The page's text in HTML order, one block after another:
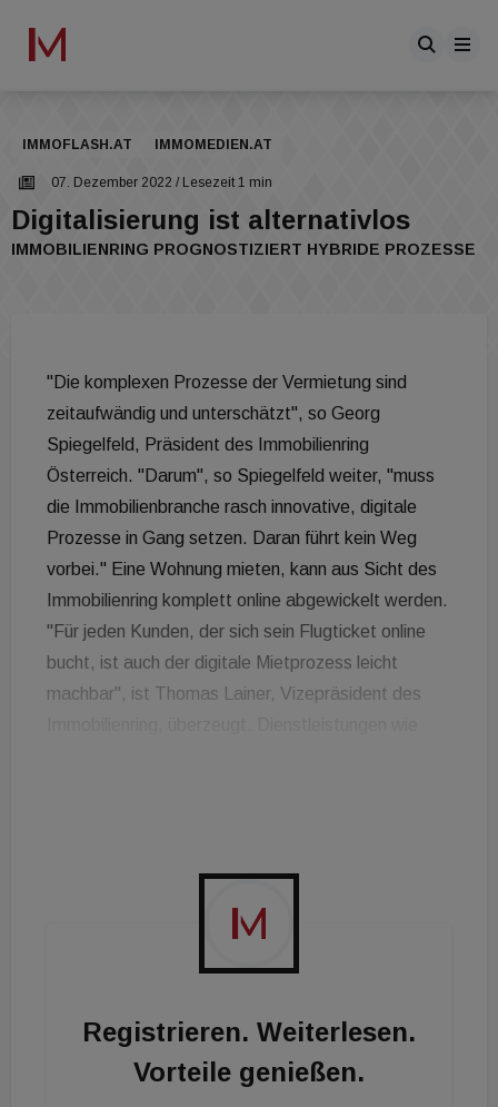
IMMOFLASH.AT IMMOMEDIEN.AT
07. Dezember 2022 / Lesezeit 1 min
Digitalisierung ist alternativlos
IMMOBILIENRING PROGNOSTIZIERT HYBRIDE PROZESSE
"Die komplexen Prozesse der Vermietung sind
zeitaufwändig und unterschätzt", so Georg
Spiegelfeld, Präsident des Immobilienring
Österreich. "Darum", so Spiegelfeld weiter, "muss
die Immobilienbranche rasch innovative, digitale
Prozesse in Gang setzen. Daran führt kein Weg
vorbei." Eine Wohnung mieten, kann aus Sicht des
Immobilienring komplett online abgewickelt werden.
"Für jeden Kunden, der sich sein Flugticket online
bucht, ist auch der digitale Mietprozess leicht
machbar", ist Thomas Lainer, Vizepräsident des
Lainer: "Für den Immobilienring wurde ein eigenes
Tool für den digitalen Mietprozess entwickelt, das
die Mitgliedskanzleien kostengünstig anwenden
können." Das Tool ist eine cloudbasierte Lösung,
Aufgaben zeiteffizient abgewickelt und alle
Gesprächspartner miteinander vernetzt werden.
Registrieren. Weiterlesen.
Vorteile genießen.